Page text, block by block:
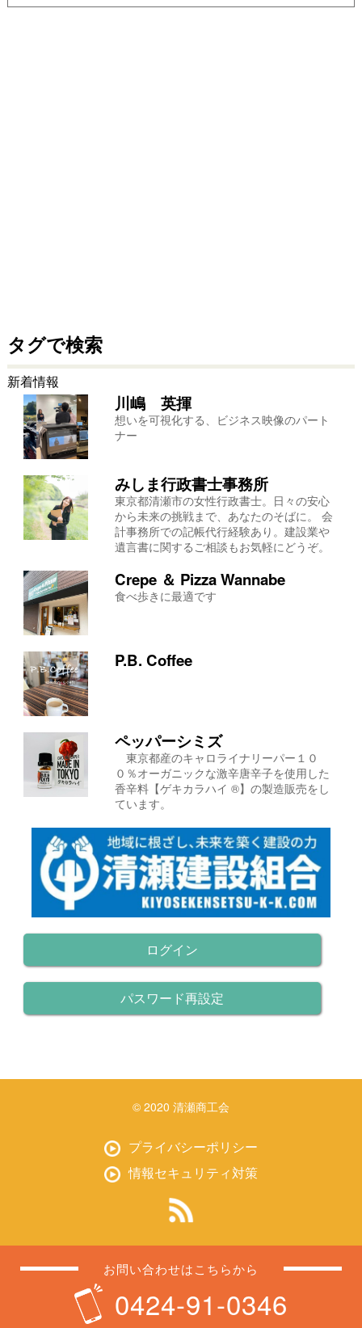
タグで検索
新着情報
川嶋 英揮
想いを可視化する、ビジネス映像のパート
ナー
みしま行政書士事務所
東京都清瀬市の女性行政書士。日々の安心
から未来の挑戦まで、あなたのそばに。 会
計事務所での記帳代行経験あり。建設業や
遺言書に関するご相談もお気軽にどうぞ。
Crepe ＆ Pizza Wannabe
食べ歩きに最適です
P.B. Coffee
ペッパーシミズ
東京都産のキャロライナリーパー１０
０％オーガニックな激辛唐辛子を使用した
香辛料【ゲキカラハイ ®】の製造販売をし
ています。
ログイン
パスワード再設定
© 2020 清瀬商工会
プライバシーポリシー
情報セキュリティ対策
お問い合わせはこちらから
0424-91-0346